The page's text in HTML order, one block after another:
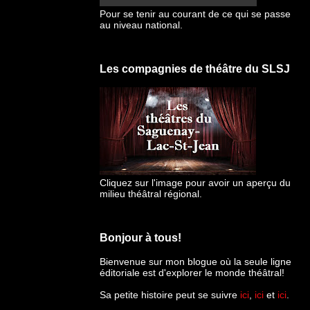
Pour se tenir au courant de ce qui se passe
au niveau national.
Les compagnies de théâtre du SLSJ
Cliquez sur l'image pour avoir un aperçu du
milieu théâtral régional.
Bonjour à tous!
Bienvenue sur mon blogue où la seule ligne
éditoriale est d'explorer le monde théâtral!
Sa petite histoire peut se suivre ici ici et ici